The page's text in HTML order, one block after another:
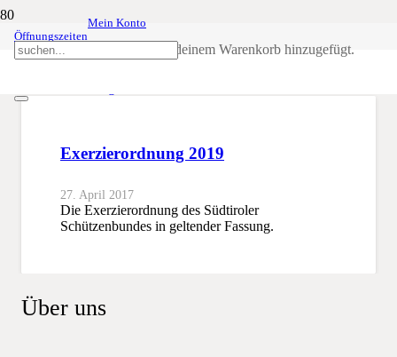
Öffnungszeiten
Mein Konto
wurde deinem Warenkorb hinzugefügt.
Exerzierordnung
Exerzierordnung 2019
27. April 2017
Die Exerzierordnung des Südtiroler
Schützenbundes in geltender Fassung.
Über uns